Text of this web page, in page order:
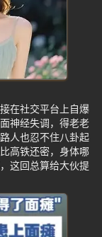
在社交平台上自爆
神经失调，得老老
人也忍不住八卦起
高铁还密，身体哪
这回总算给大伙提